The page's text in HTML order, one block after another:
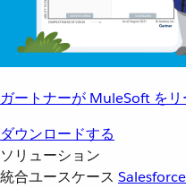
ガートナーが MuleSoft を
ダウンロードする
ソリューション
統合ユースケース Salesforce